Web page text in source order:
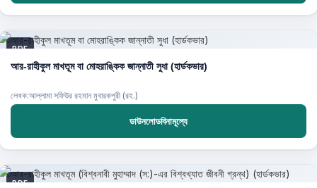
PDF
আর-রাহীকুল মাখতূম বা মোহরাঙ্কিক জান্নাতী সুধা (হার্ডকভার)
লেখক:আল্লামা সফিউর রহমান মুবারকপুরী (রহ.)
ডাউনলোডবিনামূল্যে
PDF